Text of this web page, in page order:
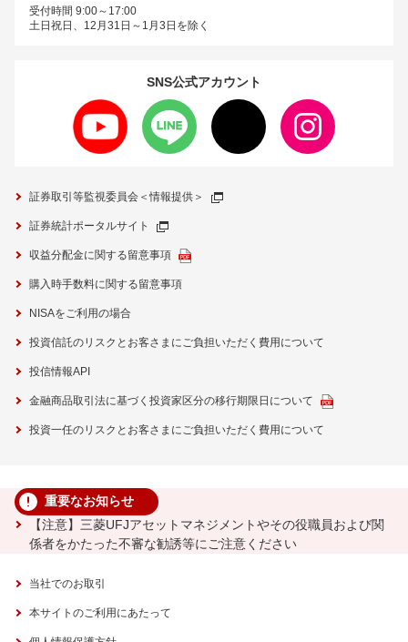
受付時間 9:00～17:00
土日祝日、12月31日～1月3日を除く
SNS公式アカウント
証券取引等監視委員会＜情報提供＞
証券統計ポータルサイト
収益分配金に関する留意事項
購入時手数料に関する留意事項
NISAをご利用の場合
投資信託のリスクとお客さまにご負担いただく費用について
投信情報API
金融商品取引法に基づく投資家区分の移行期限日について
投資一任のリスクとお客さまにご負担いただく費用について
重要なお知らせ
【注意】三菱UFJアセットマネジメントやその役職員および関
係者をかたった不審な勧誘等にご注意ください
当社でのお取引
本サイトのご利用にあたって